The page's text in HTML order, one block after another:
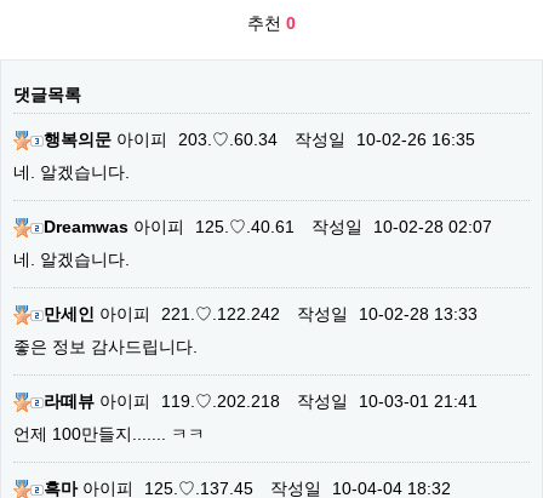
추천 0
댓글목록
행복의문 아이피 203.♡.60.34 작성일
10-02-26 16:35
네. 알겠습니다.
Dreamwas 아이피 125.♡.40.61 작성일
10-02-28 02:07
네. 알겠습니다.
만세인 아이피 221.♡.122.242 작성일
10-02-28 13:33
좋은 정보 감사드립니다.
라떼뷰 아이피 119.♡.202.218 작성일
10-03-01 21:41
언제 100만들지....... ㅋㅋ
흑마아이피 125.♡.137.45 작성일
10-04-04 18:32